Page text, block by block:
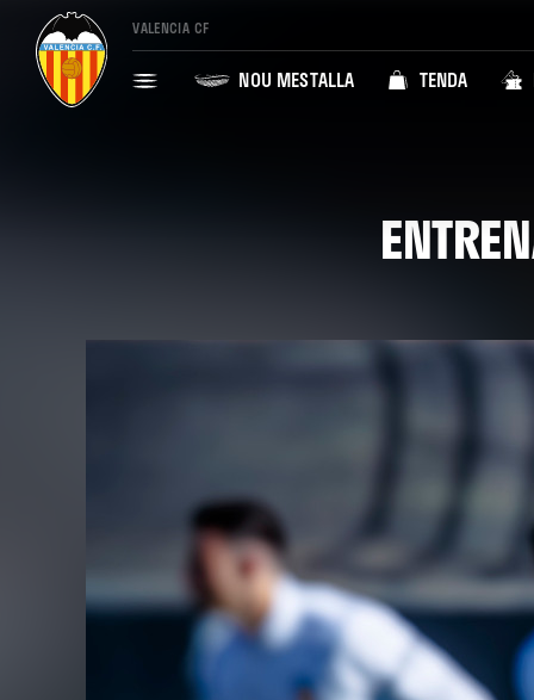
VALENCIA CF
NOU MESTALLA TENDA